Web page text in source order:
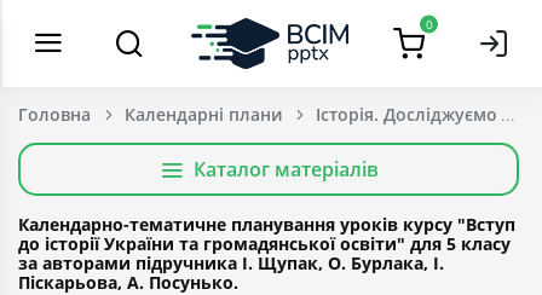
0
Головна Календарні плани Історія. Досліджуємо
Каталог матеріалів
Календарно-тематичне планування уроків курсу "Вступ
до історії України та громадянської освіти" для 5 класу
за авторами підручника І. Щупак, О. Бурлака, І.
Піскарьова, А. Посунько.